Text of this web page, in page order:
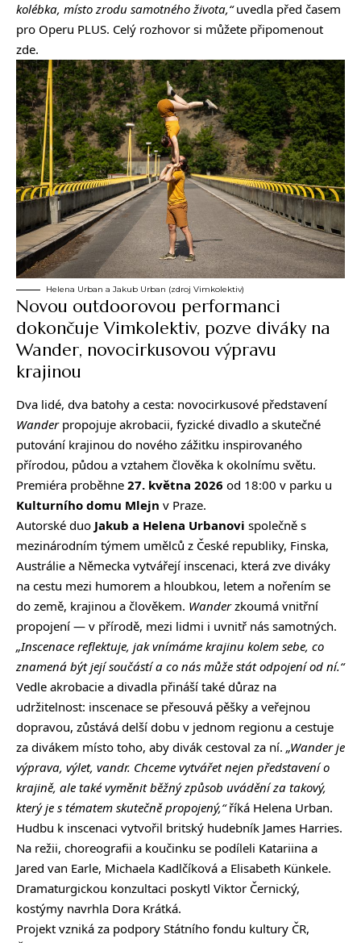
kolébka, místo zrodu samotného života,“uvedla před časem
pro Operu PLUS. Celý rozhovor si můžete připomenout
zde.
Helena Urban a Jakub Urban (zdroj Vimkolektiv)
Novou outdoorovou performanci
dokončuje Vimkolektiv, pozve diváky na
Wander, novocirkusovou výpravu
krajinou
Dva lidé, dva batohy a cesta: novocirkusové představení
Wanderpropojuje akrobacii, fyzické divadlo a skutečné
putování krajinou do nového zážitku inspirovaného
přírodou, půdou a vztahem člověka k okolnímu světu.
Premiéra proběhne 27. května 2026 od 18:00 v parku u
Kulturního domu Mlejn v Praze.
Autorské duo Jakub a Helena Urbanovi společně s
mezinárodním týmem umělců z České republiky, Finska,
Austrálie a Německa vytvářejí inscenaci, která zve diváky
na cestu mezi humorem a hloubkou, letem a nořením se
do země, krajinou a člověkem. Wanderzkoumá vnitřní
propojení — v přírodě, mezi lidmi i uvnitř nás samotných.
„Inscenace reflektuje, jak vnímáme krajinu kolem sebe, co
znamená být její součástí a co nás může stát odpojení od ní.“
Vedle akrobacie a divadla přináší také důraz na
udržitelnost: inscenace se přesouvá pěšky a veřejnou
dopravou, zůstává delší dobu v jednom regionu a cestuje
za divákem místo toho, aby divák cestoval za ní. „Wander je
výprava, výlet, vandr. Chceme vytvářet nejen představení o
krajině, ale také vyměnit běžný způsob uvádění za takový,
který je s tématem skutečně propojený,“říká Helena Urban.
Hudbu k inscenaci vytvořil britský hudebník James Harries.
Na režii, choreografii a koučinku se podíleli Katariina a
Jared van Earle, Michaela Kadlčíková a Elisabeth Künkele.
Dramaturgickou konzultaci poskytl Viktor Černický,
kostýmy navrhla Dora Krátká.
Projekt vzniká za podpory Státního fondu kultury ČR,